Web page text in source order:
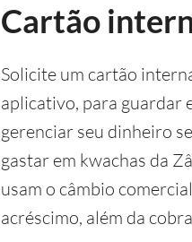
Cartão
Solicite um cartão
aplicativo, para guardar
gerenciar seu dinheiro
gastar em kwachas da
usam o câmbio
acréscimo, além da